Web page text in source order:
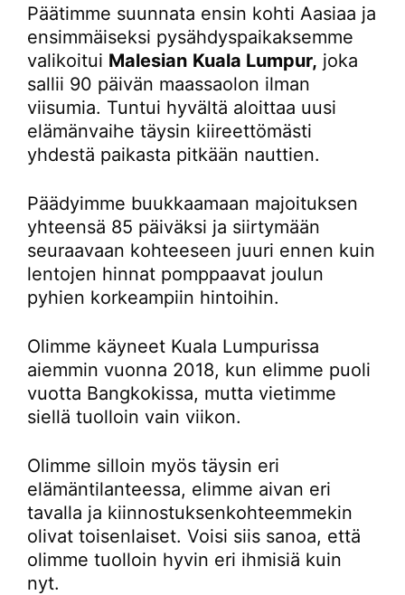
Päätimme suunnata ensin kohti Aasiaa ja
ensimmäiseksi pysähdyspaikaksemme
valikoitui Malesian Kuala Lumpur, joka
sallii 90 päivän maassaolon ilman
viisumia. Tuntui hyvältä aloittaa uusi
elämänvaihe täysin kiireettömästi
yhdestä paikasta pitkään nauttien.
Päädyimme buukkaamaan majoituksen
yhteensä 85 päiväksi ja siirtymään
seuraavaan kohteeseen juuri ennen kuin
lentojen hinnat pomppaavat joulun
pyhien korkeampiin hintoihin.
Olimme käyneet Kuala Lumpurissa
aiemmin vuonna 2018, kun elimme puoli
vuotta Bangkokissa, mutta vietimme
siellä tuolloin vain viikon.
Olimme silloin myös täysin eri
elämäntilanteessa, elimme aivan eri
tavalla ja kiinnostuksenkohteemmekin
olivat toisenlaiset. Voisi siis sanoa, että
olimme tuolloin hyvin eri ihmisiä kuin
nyt.